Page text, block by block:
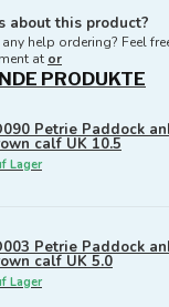
about this product?
help ordering? Feel
at or
PRODUKTE
Petrie Paddock
calf UK 10.5
Lager
Petrie Paddock
calf UK 5.0
Lager